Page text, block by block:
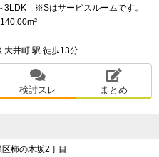
3LDK ※Sはサービスルームです。
大井町 駅 徒歩13分
検討スレ まとめ
柿の木坂2丁目